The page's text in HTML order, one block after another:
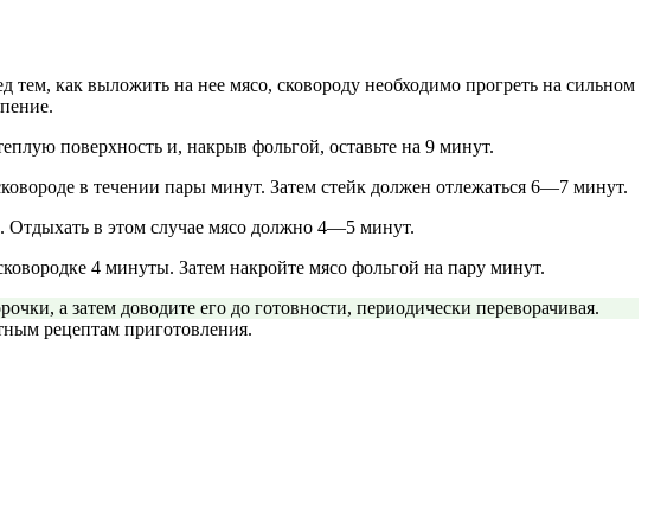
тем, как выложить на нее мясо, сковороду необходимо прогреть на сильном
поверхность и, накрыв фольгой, оставьте на 9 минут.
в течении пары минут. Затем стейк должен отлежаться 6—7 минут.
Отдыхать в этом случае мясо должно 4—5 минут.
4 минуты. Затем накройте мясо фольгой на пару минут.
а затем доводите его до готовности, периодически переворачивая.
рецептам приготовления.